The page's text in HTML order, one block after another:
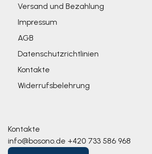
Versand und Bezahlung
Impressum
AGB
Datenschutzrichtlinien
Kontakte
Widerrufsbelehrung
Kontakte
info@bosono.de +420 733 586 968